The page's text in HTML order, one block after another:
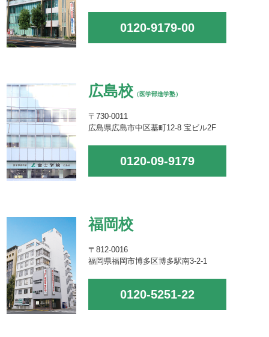
0120-9179-00
広島校 （医学部進学塾）
〒730-0011
広島県広島市中区基町12-8 宝ビル2F
0120-09-9179
福岡校
〒812-0016
福岡県福岡市博多区博多駅南3-2-1
0120-5251-22